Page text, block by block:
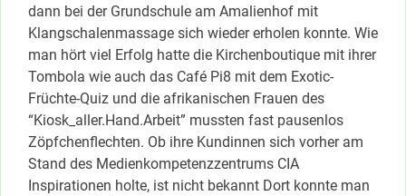
dann bei der Grundschule am Amalienhof mit
Klangschalenmassage sich wieder erholen konnte. Wie
man hört viel Erfolg hatte die Kirchenboutique mit ihrer
Tombola wie auch das Café Pi8 mit dem Exotic-
Früchte-Quiz und die afrikanischen Frauen des
“Kiosk_aller.Hand.Arbeit” mussten fast pausenlos
Zöpfchenflechten. Ob ihre Kundinnen sich vorher am
Stand des Medienkompetenzzentrums CIA
Inspirationen holte, ist nicht bekannt Dort konnte man